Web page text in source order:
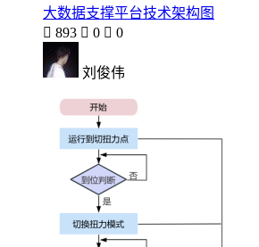
大数据支撑平台技术架构图
 893  0  0
刘俊伟